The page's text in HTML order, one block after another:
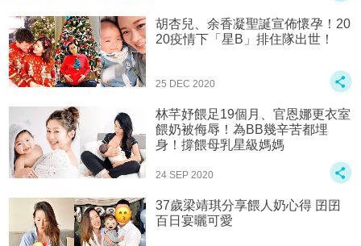
胡杏兒、余香凝聖誕宣佈懷孕！20
20疫情下「星B」排住隊出世！
25 DEC 2020
林芊妤餵足19個月、官恩娜更衣室
餵奶被侮辱！為BB幾辛苦都埋
身！撐餵母乳星級媽媽
24 SEP 2020
37歲梁靖琪分享餵人奶心得 囝囝
百日宴曬可愛